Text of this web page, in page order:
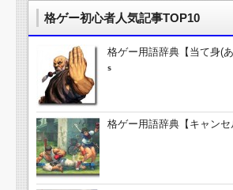
格ゲー初心者人気記事TOP10
格ゲー用語辞典【当て身(あ
s
格ゲー用語辞典【キャンセ